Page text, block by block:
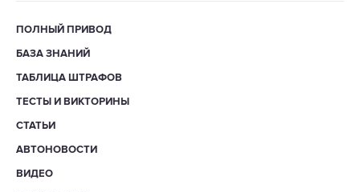
ПОЛНЫЙ ПРИВОД
БАЗА ЗНАНИЙ
ТАБЛИЦА ШТРАФОВ
ТЕСТЫ И ВИКТОРИНЫ
СТАТЬИ
АВТОНОВОСТИ
ВИДЕО